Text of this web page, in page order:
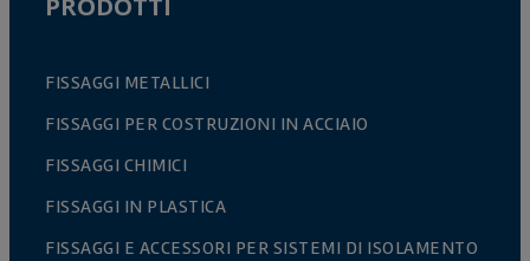
PRODOTTI
FISSAGGI METALLICI
FISSAGGI PER COSTRUZIONI IN ACCIAIO
FISSAGGI CHIMICI
FISSAGGI IN PLASTICA
FISSAGGI E ACCESSORI PER SISTEMI DI ISOLAMENTO